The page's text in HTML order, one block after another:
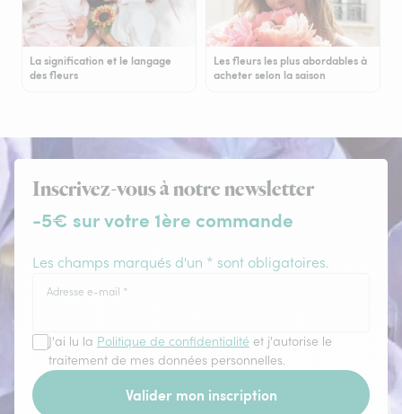
La signification et le langage
des fleurs
Les fleurs les plus abordables à
acheter selon la saison
Inscrivez-vous à notre newsletter
-5€ sur votre 1ère commande
Les champs marqués d'un * sont obligatoires.
Adresse e-mail *
J'ai lu la Politique de confidentialité et j'autorise le
traitement de mes données personnelles.
Valider mon inscription